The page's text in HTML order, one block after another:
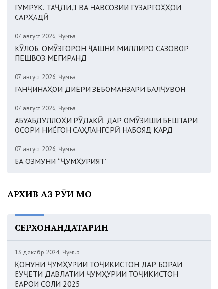
ГУМРУК. ТАҶДИД ВА НАВСОЗИИ ГУЗАРГОҲҲОИ
САРҲАДӢ
07 август 2026, Ҷумъа
КӮЛОБ. ОМӮЗГОРОН ҶАШНИ МИЛЛИРО САЗОВОР
ПЕШВОЗ МЕГИРАНД
07 август 2026, Ҷумъа
ГАНҶИНАҲОИ ДИЁРИ ЗЕБОМАНЗАРИ БАЛҶУВОН
07 август 2026, Ҷумъа
АБУАБДУЛЛОҲИ РӮДАКӢ. ДАР ОМӮЗИШИ БЕШТАРИ
ОСОРИ НИЁГОН САҲЛАНГОРӢ НАБОЯД КАРД
07 август 2026, Ҷумъа
БА ОЗМУНИ “ҶУМҲУРИЯТ”
АРХИВ АЗ РӮИ МОҲ
СЕРХОНАНДАТАРИН
13 декабр 2024, Ҷумъа
ҚОНУНИ ҶУМҲУРИИ ТОҶИКИСТОН ДАР БОРАИ
БУҶЕТИ ДАВЛАТИИ ҶУМҲУРИИ ТОҶИКИСТОН
БАРОИ СОЛИ 2025